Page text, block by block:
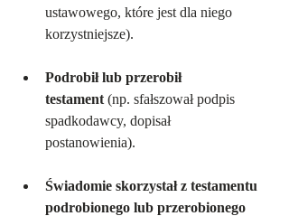
ustawowego, które jest dla niego
korzystniejsze).
Podrobił lub przerobił
testament (np. sfałszował podpis
spadkodawcy, dopisał
postanowienia).
Świadomie skorzystał z testamentu
podrobionego lub przerobionego